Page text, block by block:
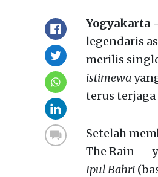
Yogyakarta
legendaris
merilis
istimewa
terus
Setelah
The Rain —
Ipul Bahri